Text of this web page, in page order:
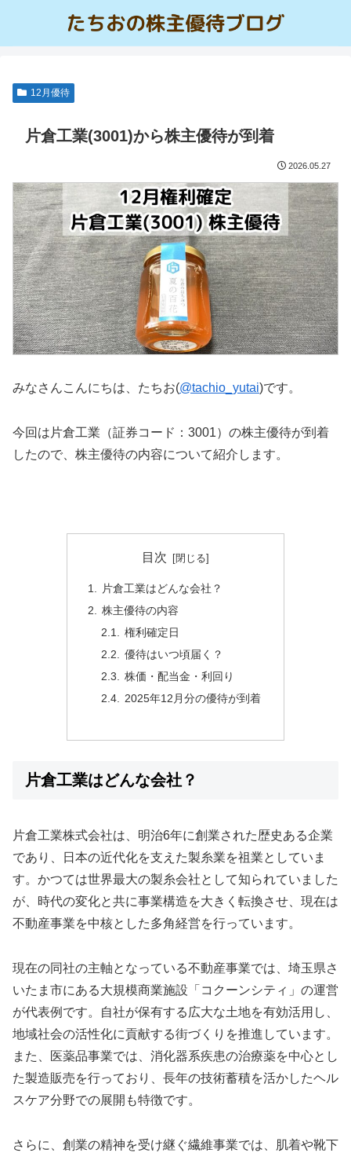
12月優待
片倉工業(3001)から株主優待が到着
2026.05.27
みなさんこんにちは、たちお(@tachio_yutai)です。
今回は片倉工業（証券コード：3001）の株主優待が到着
したので、株主優待の内容について紹介します。
目次
片倉工業はどんな会社？
株主優待の内容
権利確定日
優待はいつ頃届く？
株価・配当金・利回り
2025年12月分の優待が到着
片倉工業はどんな会社？
片倉工業株式会社は、明治6年に創業された歴史ある企業
であり、日本の近代化を支えた製糸業を祖業としていま
す。かつては世界最大の製糸会社として知られていました
が、時代の変化と共に事業構造を大きく転換させ、現在は
不動産事業を中核とした多角経営を行っています。
現在の同社の主軸となっている不動産事業では、埼玉県さ
いたま市にある大規模商業施設「コクーンシティ」の運営
が代表例です。自社が保有する広大な土地を有効活用し、
地域社会の活性化に貢献する街づくりを推進しています。
また、医薬品事業では、消化器系疾患の治療薬を中心とし
た製造販売を行っており、長年の技術蓄積を活かしたヘル
スケア分野での展開も特徴です。
さらに、創業の精神を受け継ぐ繊維事業では、肌着や靴下